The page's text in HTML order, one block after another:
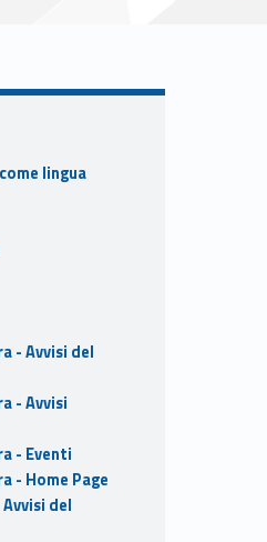
lingua
- Avvisi del
- Avvisi
- Eventi
- Home Page
del